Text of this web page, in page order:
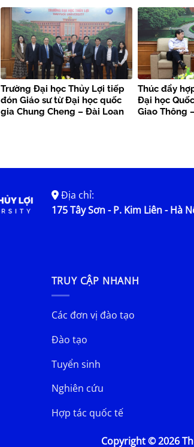
sinh thái: Tuổi trẻ hành động”
tại Trung Quốc
phẩm
Trường Đại học Thủy Lợi tiếp
đón Giáo sư từ Đại học quốc
gia Chung Cheng – Đài Loan
Thúc đẩy
Đại học
Giao Thông
Địa chỉ:
175 Tây Sơn - P. Kim Liên - Hà
TRUY CẬP NHANH
Các đơn vị đào tạo
Đào tạo
Tuyển sinh
Nghiên cứu
Hợp tác quốc tế
Copyright © 2026